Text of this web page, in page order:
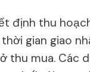
định thu
gian giao
thu mua. Các